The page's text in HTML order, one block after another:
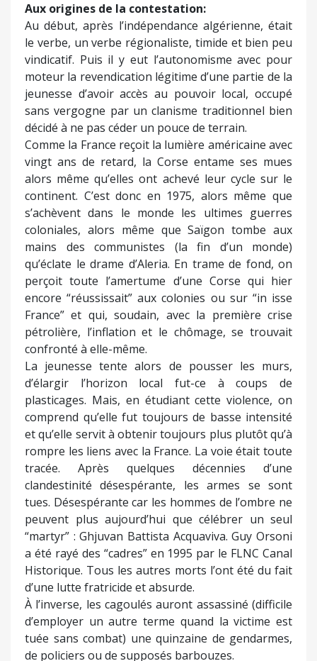
Aux origines de la contestation:
Au début, après l’indépendance algérienne, était
le verbe, un verbe régionaliste, timide et bien peu
vindicatif. Puis il y eut l’autonomisme avec pour
moteur la revendication légitime d’une partie de la
jeunesse d’avoir accès au pouvoir local, occupé
sans vergogne par un clanisme traditionnel bien
décidé à ne pas céder un pouce de terrain.
Comme la France reçoit la lumière américaine avec
vingt ans de retard, la Corse entame ses mues
alors même qu’elles ont achevé leur cycle sur le
continent. C’est donc en 1975, alors même que
s’achèvent dans le monde les ultimes guerres
coloniales, alors même que Saïgon tombe aux
mains des communistes (la fin d’un monde)
qu’éclate le drame d’Aleria. En trame de fond, on
perçoit toute l’amertume d’une Corse qui hier
encore “réussissait” aux colonies ou sur “in isse
France” et qui, soudain, avec la première crise
pétrolière, l’inflation et le chômage, se trouvait
confronté à elle-même.
La jeunesse tente alors de pousser les murs,
d’élargir l’horizon local fut-ce à coups de
plasticages. Mais, en étudiant cette violence, on
comprend qu’elle fut toujours de basse intensité
et qu’elle servit à obtenir toujours plus plutôt qu’à
rompre les liens avec la France. La voie était toute
tracée. Après quelques décennies d’une
clandestinité désespérante, les armes se sont
tues. Désespérante car les hommes de l’ombre ne
peuvent plus aujourd’hui que célébrer un seul
“martyr” : Ghjuvan Battista Acquaviva. Guy Orsoni
a été rayé des “cadres” en 1995 par le FLNC Canal
Historique. Tous les autres morts l’ont été du fait
d’une lutte fratricide et absurde.
À l’inverse, les cagoulés auront assassiné (difficile
d’employer un autre terme quand la victime est
tuée sans combat) une quinzaine de gendarmes,
de policiers ou de supposés barbouzes.